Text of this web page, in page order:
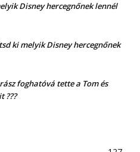
Disney hercegnőnek lennél
ki melyik Disney hercegnőnek
foghatóvá tette a Tom és
???